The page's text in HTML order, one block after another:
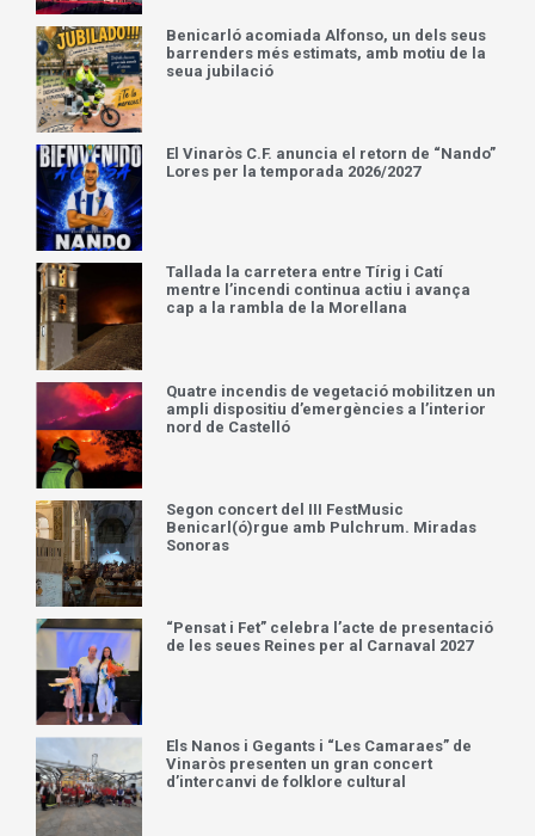
Benicarló acomiada Alfonso, un dels seus
barrenders més estimats, amb motiu de la
seua jubilació
El Vinaròs C.F. anuncia el retorn de “Nando”
Lores per la temporada 2026/2027
Tallada la carretera entre Tírig i Catí
mentre l’incendi continua actiu i avança
cap a la rambla de la Morellana
Quatre incendis de vegetació mobilitzen un
ampli dispositiu d’emergències a l’interior
nord de Castelló
Segon concert del III FestMusic
Benicarl(ó)rgue amb Pulchrum. Miradas
Sonoras
“Pensat i Fet” celebra l’acte de presentació
de les seues Reines per al Carnaval 2027
Els Nanos i Gegants i “Les Camaraes” de
Vinaròs presenten un gran concert
d’intercanvi de folklore cultural